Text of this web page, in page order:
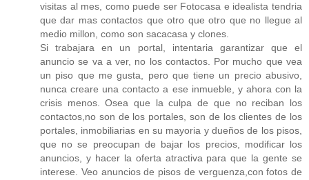
visitas al mes, como puede ser Fotocasa e idealista tendria
que dar mas contactos que otro que otro que no llegue al
medio millon, como son sacacasa y clones.
Si trabajara en un portal, intentaria garantizar que el
anuncio se va a ver, no los contactos. Por mucho que vea
un piso que me gusta, pero que tiene un precio abusivo,
nunca creare una contacto a ese inmueble, y ahora con la
crisis menos. Osea que la culpa de que no reciban los
contactos,no son de los portales, son de los clientes de los
portales, inmobiliarias en su mayoria y dueños de los pisos,
que no se preocupan de bajar los precios, modificar los
anuncios, y hacer la oferta atractiva para que la gente se
interese. Veo anuncios de pisos de verguenza,con fotos de